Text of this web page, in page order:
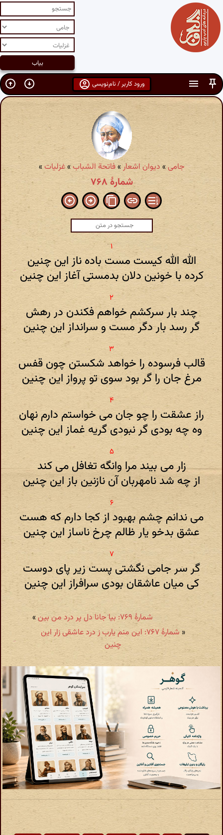
ورود کاربر / نام‌نویسی
جامی» دیوان اشعار»فاتحة الشباب»غزلیات»
شمارهٔ ۷۶۸
الله الله کیست مست باده ناز این چنین
کرده با خونین دلان بدمستی آغاز این چنین
چند بار سرکشم خواهم فکندن در رهش
گر رسد بار دگر مست و سرانداز این چنین
قالب فرسوده را خواهد شکستن چون قفس
مرغ جان را گر بود سوی تو پرواز این چنین
راز عشقت را چو جان می خواستم دارم نهان
وه چه بودی گر نبودی گریه غماز این چنین
زار می بیند مرا وانگه تغافل می کند
از چه شد نامهربان آن نازنین باز این چنین
می ندانم چشم بهبود از کجا دارم که هست
عشق بدخو یار ظالم چرخ ناساز این چنین
گر سر جامی نگشتی پست زیر پای دوست
کی میان عاشقان بودی سرافراز این چنین
شمارهٔ ۷۶۹: بیا جانا دل پر درد من بین
»
«
شمارهٔ ۷۶۷: این منم یارب ز درد عاشقی زار این
چنین